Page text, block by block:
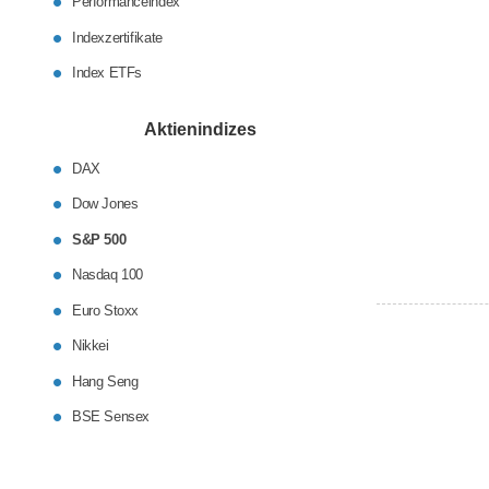
Indexzertifikate
Index ETFs
Aktienindizes
DAX
Dow Jones
S&P 500
Nasdaq 100
Euro Stoxx
Nikkei
Hang Seng
BSE Sensex